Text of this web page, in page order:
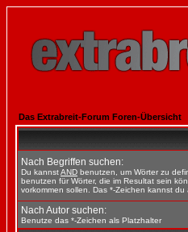
Das Extrabreit-Forum Foren-Übersicht
Nach Begriffen suchen:
Du kannstAND benutzen, um Wörter zu
benutzen für Wörter, die im Resultat sein
vorkommen sollen. Das *-Zeichen kannst du
Nach Autor suchen:
Benutze das *-Zeichen als Platzhalter